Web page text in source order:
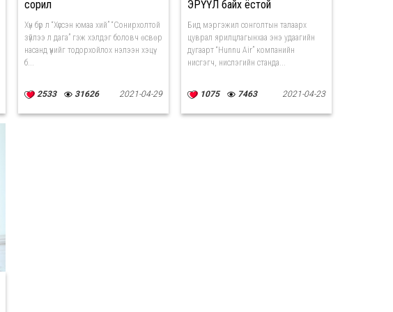
сорил
Хүн бүр л “Хүссэн юмаа хий” “Сонирхолтой
зүйлээ л дага” гэж хэлдэг боловч өсвөр
насанд үүнийг тодорхойлох нэлээн хэцүү
б...
2533 31626 2021-04-29
ЭРҮҮЛ байх ёстой
Бид мэргэжил сонголтын талаарх
цуврал ярилцлагынхаа энэ удаагийн
дугаарт “Hunnu Air” компанийн
нисгэгч, нислэгийн станда...
1075 7463 2021-04-23